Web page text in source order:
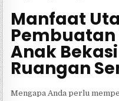
Manfaat
Pembuatan
Anak
Ruangan
Mengapa Anda perlu